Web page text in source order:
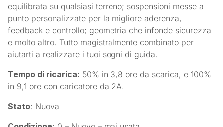
equilibrata su qualsiasi terreno; sospensioni messe a
punto personalizzate per la migliore aderenza,
feedback e controllo; geometria che infonde sicurezza
e molto altro. Tutto magistralmente combinato per
aiutarti a realizzare i tuoi sogni di guida.
Tempo di ricarica: 50% in 3,8 ore da scarica, e 100%
in 9,1 ore con caricatore da 2A.
Stato: Nuova